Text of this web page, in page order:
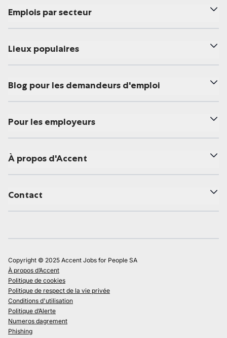
Emplois par secteur
Lieux populaires
Blog pour les demandeurs d'emploi
Pour les employeurs
À propos d'Accent
Contact
Copyright © 2025 Accent Jobs for People SA
À propos d’Accent
Politique de cookies
Politique de respect de la vie privée
Conditions d'utilisation
Politique d’Alerte
Numeros dagrement
Phishing